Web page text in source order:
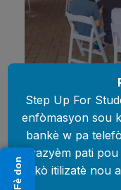
Fè don
Step Up For
enfòmasyon sou
bankè w pa
twazyèm pati
akò itilizatè nou